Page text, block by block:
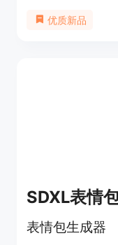
React组件生成
优质新品
SDXL表情
表情包生成器